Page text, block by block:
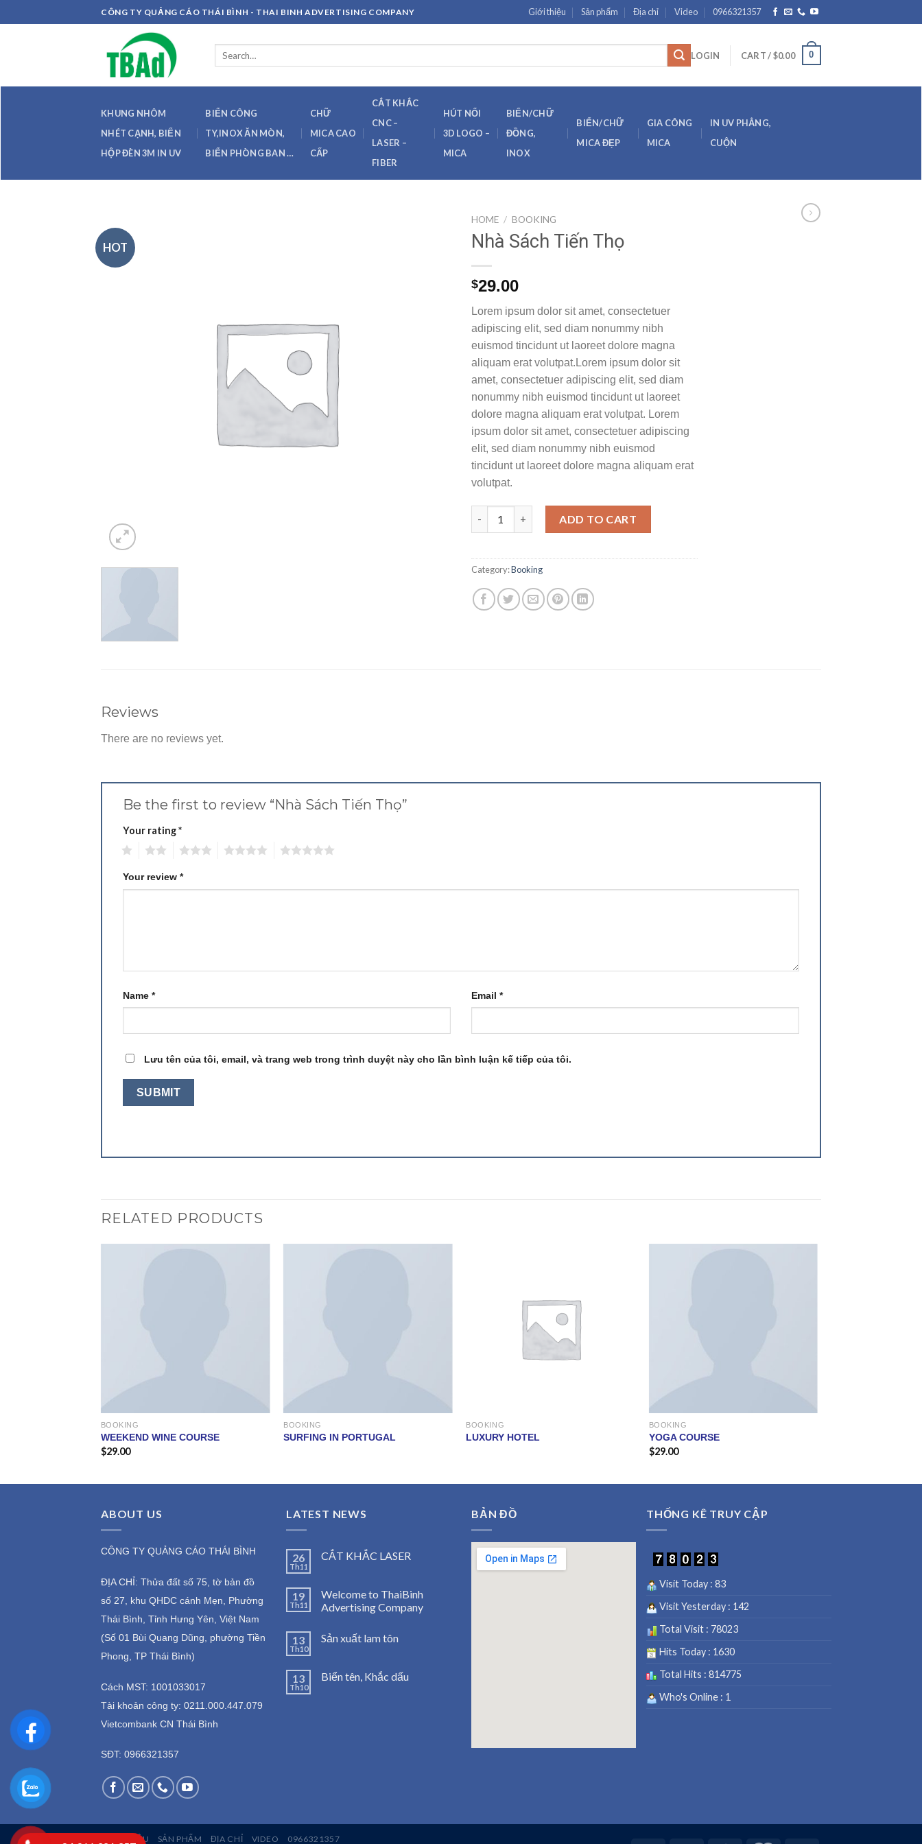
to
CÔNG TY QUẢNG CÁO THÁI BÌNH - THAI BINH ADVERTISING COMPANY Giới thiệu Sản phẩm Địa chỉ Video 0966321357
LOGIN CART /$0.00 0
KHUNG NHÔM
NHÉT CẠNH, BIỂN
HỘP ĐÈN 3M IN UV
BIỂN CÔNG
TY,INOX ĂN MÒN,
BIỂN PHÒNG BAN …
CHỮ
MICA CAO
CẤP
CẮT KHẮC
CNC –
LASER –
FIBER
HÚT NỔI
3D LOGO –
MICA
BIỂN/CHỮ
ĐỒNG,
INOX
BIỂN/CHỮ
MICA ĐẸP
GIA CÔNG
MICA
IN UV PHẲNG,
CUỘN
HOT
HOME / BOOKING
Nhà Sách Tiến Thọ
$29.00
Lorem ipsum dolor sit amet, consectetuer
adipiscing elit, sed diam nonummy nibh
euismod tincidunt ut laoreet dolore magna
aliquam erat volutpat.Lorem ipsum dolor sit
amet, consectetuer adipiscing elit, sed diam
nonummy nibh euismod tincidunt ut laoreet
dolore magna aliquam erat volutpat. Lorem
ipsum dolor sit amet, consectetuer adipiscing
elit, sed diam nonummy nibh euismod
tincidunt ut laoreet dolore magna aliquam erat
volutpat.
ADD TO CART
Category:Booking
Reviews
There are no reviews yet.
Be the first to review “Nhà Sách Tiến Thọ”
Your rating*
Your review *
Name * Email *
Lưu tên của tôi, email, và trang web trong trình duyệt này cho lần bình luận kế tiếp của tôi.
RELATED PRODUCTS
BOOKING
WEEKEND WINE COURSE
$29.00
BOOKING
SURFING IN PORTUGAL
BOOKING
LUXURY HOTEL
BOOKING
YOGA COURSE
$29.00
ABOUT US
CÔNG TY QUẢNG CÁO THÁI BÌNH
ĐỊA CHỈ: Thửa đất số 75, tờ bản đồ
số 27, khu QHDC cánh Mẹn, Phường
Thái Bình, Tỉnh Hưng Yên, Việt Nam
(Số 01 Bùi Quang Dũng, phường Tiền
Phong, TP Thái Bình)
Cách MST: 1001033017
Tài khoản công ty: 0211.000.447.079
Vietcombank CN Thái Bình
SĐT: 0966321357
LATEST NEWS
26
Th11
CẮT KHẮC LASER
19
Th11
Welcome to ThaiBinh
Advertising Company
13
Th10
Sản xuất lam tôn
13
Th10
Biển tên, Khắc dấu
BẢN ĐỒ THỐNG KÊ TRUY CẬP
Visit Today : 83
Visit Yesterday : 142
Total Visit : 78023
Hits Today : 1630
Total Hits : 814775
Who's Online : 1
GIỚI THIỆU SẢN PHẨM ĐỊA CHỈ VIDEO 0966321357